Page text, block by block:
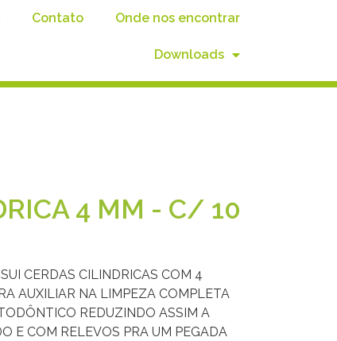
Contato Onde nos encontrar
Downloads
4 MM - C/ 10
CERDAS CILINDRICAS COM 4
AUXILIAR NA LIMPEZA COMPLETA
REDUZINDO ASSIM A
E COM RELEVOS PRA UM PEGADA